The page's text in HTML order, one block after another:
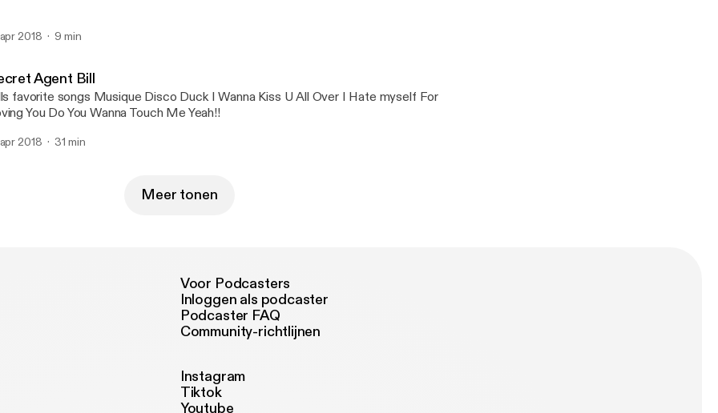
2018 9 min
Agent Bill
songs Musique Disco Duck I Wanna Kiss U All Over I Hate myself For
You Do You Wanna Touch Me Yeah!!
2018 31 min
Meer tonen
Voor Podcasters
Inloggen als podcaster
Podcaster FAQ
Community-richtlijnen
Instagram
Tiktok
Youtube